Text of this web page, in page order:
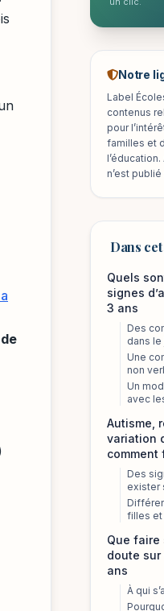
Notre
Label
contenus
pour
familles et
n’est
Dans
Quels
signes
3 ans
Des
dans
Une
non
Un
avec
Autisme,
variation
comment
Des
exister
filles et
Que faire
doute
ans
À qui